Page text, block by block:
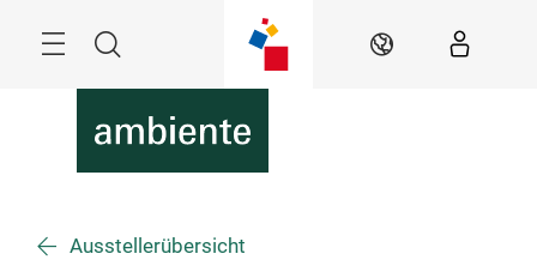
Suche DE
Ausstellerübersicht